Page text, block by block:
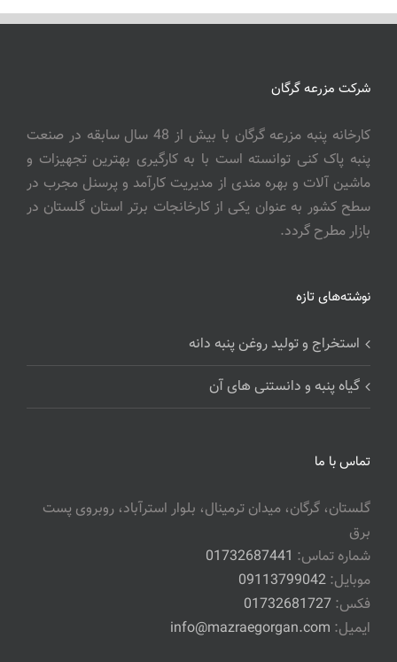
شرکت مزرعه گرگان
کارخانه پنبه مزرعه گرگان با بیش از 48 سال سابقه در صنعت
پنبه پاک کنی توانسته است با به کارگیری بهترین تجهیزات و
ماشین آلات و بهره مندی از مدیریت کارآمد و پرسنل مجرب در
سطح کشور به عنوان یکی از کارخانجات برتر استان گلستان در
بازار مطرح گردد.
نوشته‌های تازه
استخراج و تولید روغن پنبه دانه
گیاه پنبه و دانستنی های آن
تماس با ما
گلستان، گرگان، میدان ترمینال، بلوار استرآباد، روبروی پست
برق
شماره تماس: 01732687441
موبایل: 09113799042
فکس: 01732681727
ایمیل: info@mazraegorgan.com